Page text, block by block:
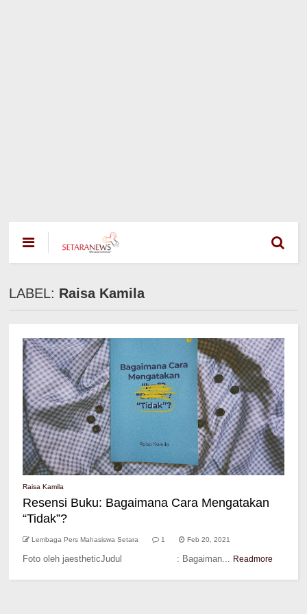
LABEL: Raisa Kamila
Raisa Kamila
Resensi Buku: Bagaimana Cara Mengatakan
“Tidak”?
Lembaga Pers Mahasiswa Setara 1 Feb 20, 2021
Foto oleh jaestheticJudul : Bagaiman... Readmore